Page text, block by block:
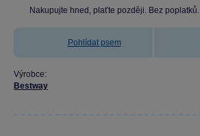
Nakupujte hned, plaťte později. Bez poplatků.
Pohlídat psem
Výrobce:
Bestway